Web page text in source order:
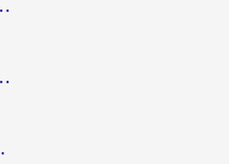
3步解决听国内音乐难题
国内生活的实用指南
》不费劲